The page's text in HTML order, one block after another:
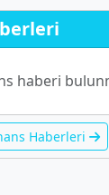
haberi
Haberleri